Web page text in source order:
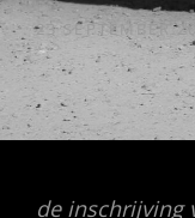
GEPUBLICEERD
OP
23 SEPTEMBER
de inschrijving